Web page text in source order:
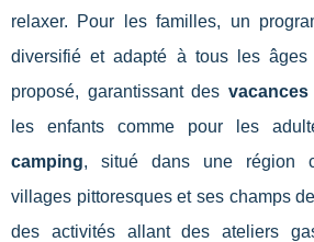
relaxer. Pour les familles, un
diversifié et adapté à tous les âges
proposé, garantissant des vacances
les enfants comme pour les
camping, situé dans une région
villages pittoresques et ses champs
des activités allant des ateliers